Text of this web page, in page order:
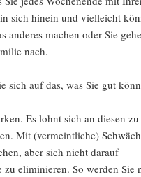
sich hinein und vielleicht
anderes machen oder Sie
nach.
sich auf das, was Sie gut
Es lohnt sich an diesen
Mit (vermeintliche)
aber sich nicht darauf
zu eliminieren. So werden Sie